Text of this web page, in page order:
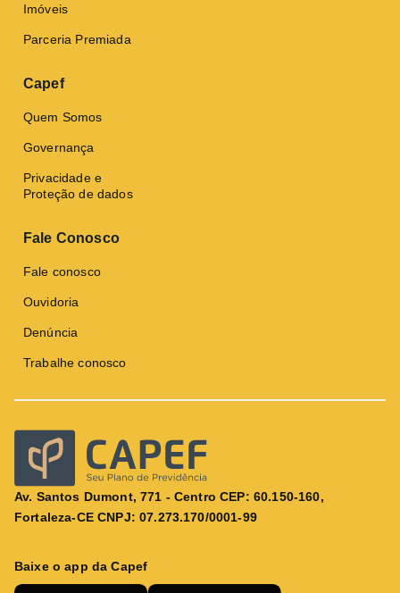
Imóveis
Parceria Premiada
Capef
Quem Somos
Governança
Privacidade e
Proteção de dados
Fale Conosco
Fale conosco
Ouvidoria
Denúncia
Trabalhe conosco
Av. Santos Dumont, 771 - Centro CEP: 60.150-160,
Fortaleza-CE CNPJ: 07.273.170/0001-99
Baixe o app da Capef